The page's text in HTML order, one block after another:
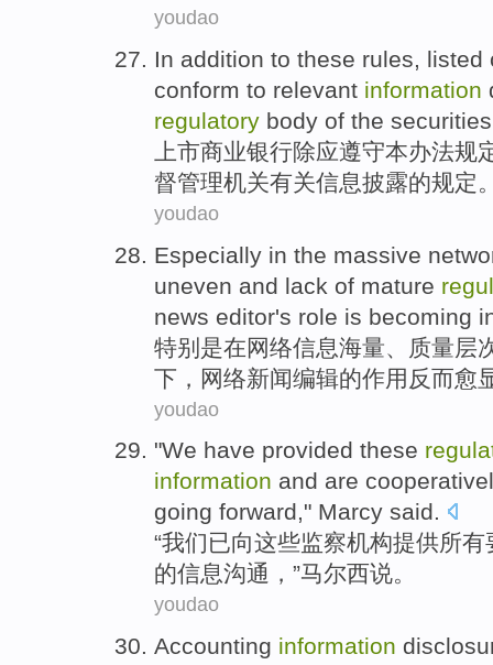
youdao
In addition to these rules, listed
conform to relevant information
regulatory body of the
上市商业银行除应遵守本办法规
督管理机关有关信息披露的规定
youdao
Especially in the massive
uneven and lack of mature
news editor's role is becoming
特别是在网络信息海量 质量层
下 ，网络新闻编辑的作用 反而愈
youdao
"We have provided these
information and are
going forward," Marcy said.
“我们已向这些监察机构提供所有
的信息沟通，”马尔西说。
youdao
Accounting information